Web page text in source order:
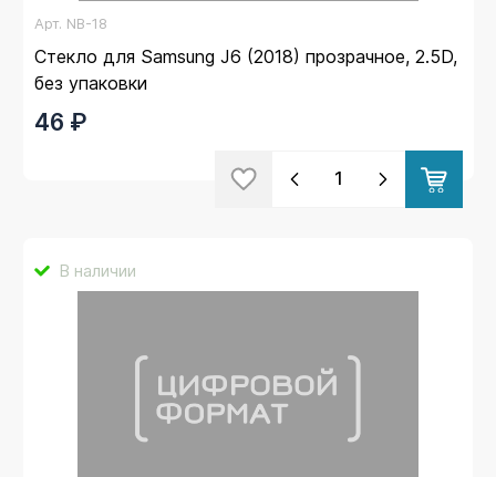
Арт. NB-18
Стекло для Samsung J6 (2018) прозрачное, 2.5D,
без упаковки
46 ₽
В наличии